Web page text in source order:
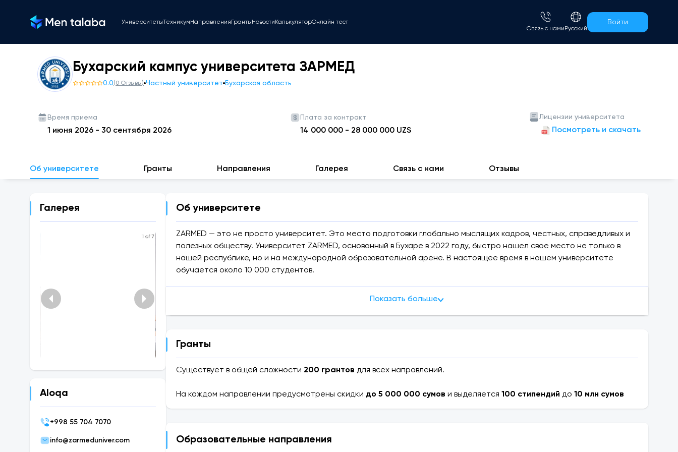
УниверситетыТехникум Направления Гранты Новости КалькуляторОнлайн тест
Связь с нами Русский
Войти
Бухарский кампус университета ЗАРМЕД
0.0(0 Отзывы) Частный университет Бухарская область
Время приема
1 июня 2026 - 30 сентября 2026
Плата за контракт
14 000 000- 28 000 000UZS
Лицензии университета
Посмотреть и скачать
Об университете Гранты Направления Галерея Связь с нами Отзывы
Галерея
1 of 7
Aloqa
+998 55 704 7070
info@zarmeduniver.com
Об университете
ZARMED — это не просто университет. Это место подготовки глобально мыслящих кадров, честных, справедливых и
полезных обществу. Университет ZARMED, основанный в Бухаре в 2022 году, быстро нашел свое место не только в
нашей республике, но и на международной образовательной арене. В настоящее время в нашем университете
обучается около 10 000 студентов.
Образование в университете не ограничивается только теорией — здесь сосредоточены современные
Языки обучения:
Причин много! Ниже мы поделимся основными из них:
академический коллектив состоит из высококвалифицированных, опытных и профессиональных профессоров и
Показать больше
Гранты
Существует в общей сложности 200 грантов для всех направлений.
На каждом направлении предусмотрены скидки до 5 000 000 сумов и выделяется 100 стипендий до 10 млн сумов
Образовательные направления